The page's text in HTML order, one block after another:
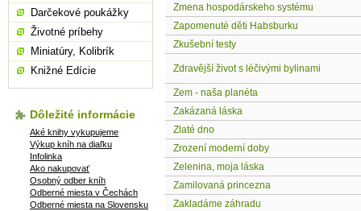
Zmena hospodárskeho systému
Zapomenuté děti Habsburku
Zkušební testy
Zdravější život s léčivými bylinami
Zem - naša planéta
Zakázaná láska
Zlaté dno
Zrození moderní doby
Zelenina, moja láska
Zamilovaná princezna
Zakladáme záhradu
Darčekové poukážky
Životné príbehy
Miniatúry, Kolibrík
Knižné Edície
Dôležité informácie
Aké knihy vykupujeme
Výkup kníh na diaľku
Infolinka
Ako nakupovať
Osobný odber kníh
Odberné miesta v Čechách
Odberné miesta na Slovensku